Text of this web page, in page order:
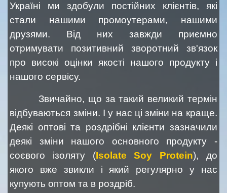
Україні ми здобули постійних клієнтів, які
стали нашими промоутерами, нашими
друзями. Від них завжди приємно
отримувати позитивний зворотний зв'язок
про високі оцінки якості нашого продукту і
нашого сервісу.
Звичайно, що за такий великий термін
відбуваються зміни. І у нас ці зміни на краще.
Деякі оптові та роздрібні клієнти зазначили
деякі зміни нашого основного продукту -
соєвого ізоляту (Isolate Soy Protein), до
якого вже звикли і який регулярно у нас
купують оптом та в роздріб.